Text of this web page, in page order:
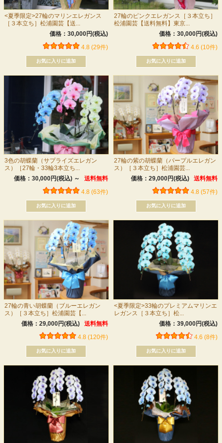
<夏季限定>27輪のマリンエレガンス
［３本立ち］松浦園芸【送...
価格：30,000円(税込)
4.8 (29件)
27輪のピンクエレガンス［３本立ち］
松浦園芸【送料無料】東京...
価格：30,000円(税込)
4.6 (10件)
3色の胡蝶蘭（サプライズエレガン
ス）［27輪・33輪3本立ち...
価格：30,000円(税込) ～
送料無料
4.8 (63件)
27輪の紫の胡蝶蘭（パープルエレガン
ス）［３本立ち］松浦園芸...
価格：29,000円(税込)
送料無料
4.8 (57件)
27輪の青い胡蝶蘭（ブルーエレガン
ス）［３本立ち］松浦園芸【...
価格：29,000円(税込)
送料無料
4.8 (120件)
<夏季限定>33輪のプレミアムマリンエ
レガンス［３本立ち］松...
価格：39,000円(税込)
4.6 (8件)